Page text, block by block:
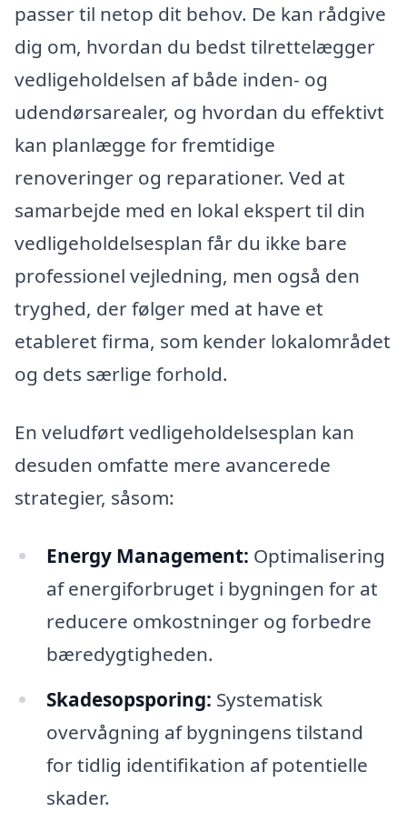
passer til netop dit behov. De kan rådgive
dig om, hvordan du bedst tilrettelægger
vedligeholdelsen af både inden- og
udendørsarealer, og hvordan du effektivt
kan planlægge for fremtidige
renoveringer og reparationer. Ved at
samarbejde med en lokal ekspert til din
vedligeholdelsesplan får du ikke bare
professionel vejledning, men også den
tryghed, der følger med at have et
etableret firma, som kender lokalområdet
og dets særlige forhold.
En veludført vedligeholdelsesplan kan
desuden omfatte mere avancerede
strategier, såsom:
Energy Management: Optimalisering
af energiforbruget i bygningen for at
reducere omkostninger og forbedre
bæredygtigheden.
Skadesopsporing: Systematisk
overvågning af bygningens tilstand
for tidlig identifikation af potentielle
skader.